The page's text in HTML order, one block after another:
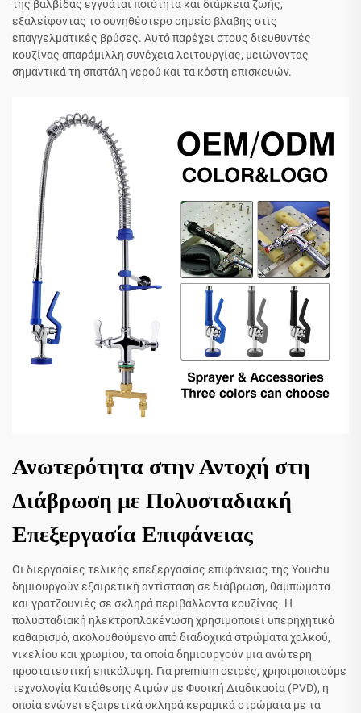
της βαλβίδας εγγυάται ποιότητα και διάρκεια ζωής,
εξαλείφοντας το συνηθέστερο σημείο βλάβης στις
επαγγελματικές βρύσες. Αυτό παρέχει στους διευθυντές
κουζίνας απαράμιλλη συνέχεια λειτουργίας, μειώνοντας
σημαντικά τη σπατάλη νερού και τα κόστη επισκευών.
Ανωτερότητα στην Αντοχή στη
Διάβρωση με Πολυσταδιακή
Επεξεργασία Επιφάνειας
Οι διεργασίες τελικής επεξεργασίας επιφάνειας της Youchu
δημιουργούν εξαιρετική αντίσταση σε διάβρωση, θαμπώματα
και γρατζουνιές σε σκληρά περιβάλλοντα κουζίνας. Η
πολυσταδιακή ηλεκτροπλακένωση χρησιμοποιεί υπερηχητικό
καθαρισμό, ακολουθούμενο από διαδοχικά στρώματα χαλκού,
νικελίου και χρωμίου, τα οποία δημιουργούν μια ανώτερη
προστατευτική επικάλυψη. Για premium σειρές, χρησιμοποιούμε
τεχνολογία Κατάθεσης Ατμών με Φυσική Διαδικασία (PVD), η
οποία ενώνει εξαιρετικά σκληρά κεραμικά στρώματα με τα